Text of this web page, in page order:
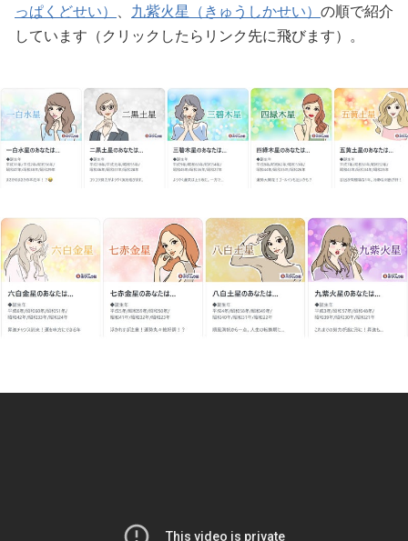
っぱくどせい）
九紫火星（きゅうしかせい） の順で紹介
しています（クリックしたらリンク先に飛びます）。